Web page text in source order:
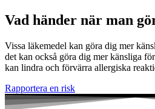
Vad händer när man
Vissa läkemedel kan göra dig mer
det kan också göra dig mer känsliga
kan lindra och förvärra allergiska
Rapportera en risk